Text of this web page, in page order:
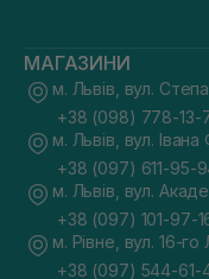
МАГАЗИНИ
м. Львів, вул.
+38 (098) 778-13-
м. Львів, вул.
+38 (097) 611-95-
м. Львів, вул.
+38 (097) 101-97-
м. Рівне, вул. 16-го
+38 (097) 544-61-